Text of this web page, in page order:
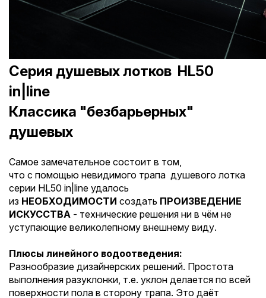
Серия душевых лотков HL50
in|line
Классика "безбарьерных"
душевых
Самое замечательное состоит в том,
что с помощью невидимого трапа душевого лотка
серии HL50 in|line удалось
из НЕОБХОДИМОСТИ создать ПРОИЗВЕДЕНИЕ
ИСКУССТВА - технические решения ни в чём не
уступающие великолепному внешнему виду.
Плюсы линейного водоотведения:
Разнообразие дизайнерских решений. Простота
выполнения разуклонки, т.е. уклон делается по всей
поверхности пола в сторону трапа. Это даёт